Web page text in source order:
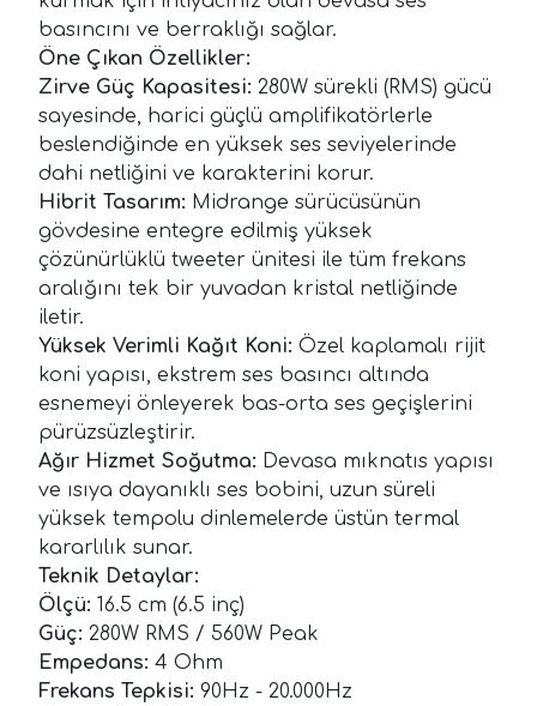
basıncını ve berraklığı sağlar.
Öne Çıkan Özellikler:
Zirve Güç Kapasitesi: 280W sürekli (RMS) gücü
sayesinde, harici güçlü amplifikatörlerle
beslendiğinde en yüksek ses seviyelerinde
dahi netliğini ve karakterini korur.
Hibrit Tasarım: Midrange sürücüsünün
gövdesine entegre edilmiş yüksek
çözünürlüklü tweeter ünitesi ile tüm frekans
aralığını tek bir yuvadan kristal netliğinde
iletir.
Yüksek Verimli Kağıt Koni: Özel kaplamalı rijit
koni yapısı, ekstrem ses basıncı altında
esnemeyi önleyerek bas-orta ses geçişlerini
pürüzsüzleştirir.
Ağır Hizmet Soğutma: Devasa mıknatıs yapısı
ve ısıya dayanıklı ses bobini, uzun süreli
yüksek tempolu dinlemelerde üstün termal
kararlılık sunar.
Teknik Detaylar:
Ölçü: 16.5 cm (6.5 inç)
Güç: 280W RMS / 560W Peak
Empedans: 4 Ohm
Frekans Tepkisi: 90Hz - 20.000Hz